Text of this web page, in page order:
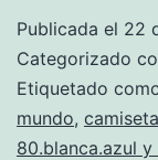
Publicada el 22
Categorizado
Etiquetado
mundo,
80.blanca.azul y